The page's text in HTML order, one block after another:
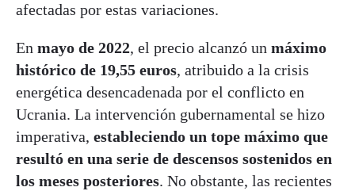
afectadas por estas variaciones.
En mayo de 2022, el precio alcanzó un máximo
histórico de 19,55 euros, atribuido a la crisis
energética desencadenada por el conflicto en
Ucrania. La intervención gubernamental se hizo
imperativa, estableciendo un tope máximo que
resultó en una serie de descensos sostenidos en
los meses posteriores. No obstante, las recientes